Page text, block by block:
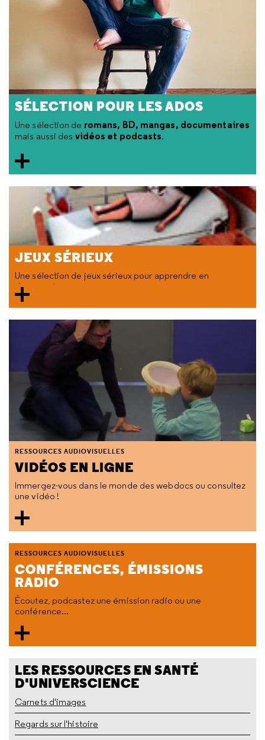
SÉLECTION POUR LES ADOS
Une sélection de romans, BD, mangas, documentaires
mais aussi des vidéos et podcasts.
JEUX SÉRIEUX
Une sélection de jeux sérieux pour apprendre en
s'amusant.
VIDÉOS EN LIGNE
RESSOURCES AUDIOVISUELLES
Immergez-vous dans le monde des webdocs ou consultez
une vidéo !
CONFÉRENCES, ÉMISSIONS
RADIO
RESSOURCES AUDIOVISUELLES
Écoutez, podcastez une émission radio ou une
conférence...
LES RESSOURCES EN SANTÉ
D'UNIVERSCIENCE
Carnets d'images
Regards sur l'histoire